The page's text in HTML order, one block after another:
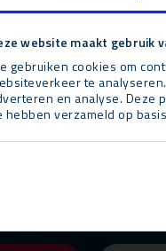
website maakt gebruik
gebruiken cookies om
te
en analyse. Deze
hebben verzameld op